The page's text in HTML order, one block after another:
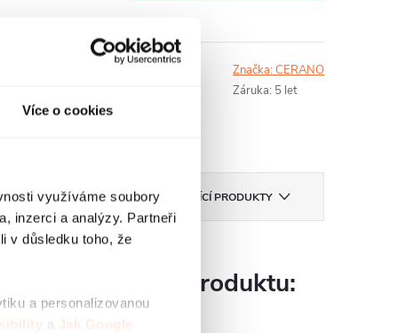
Více o cookies
využíváme soubory
inzerci a analýzy. Partneři
v důsledku toho, že
a personalizovanou
a Jak Google
Značka:CERANO
Záruka: 5 let
CERANO SOUVISEJÍCÍ PRODUKTY
Parametry produktu: